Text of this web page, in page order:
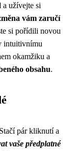
a užívejte si
vám zaručí
si pořídili novou
intuitivnímu
okamžiku a
obsahu.
pár kliknutí a
vaše předplatné